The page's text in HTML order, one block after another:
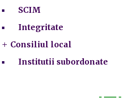
SCIM
Integritate
Consiliul local
Institutii subordonate